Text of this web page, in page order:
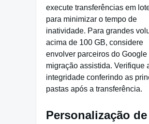
execute transferências em
para minimizar o tempo de
inatividade. Para grandes
acima de 100 GB, considere
envolver parceiros do Google
migração assistida. Verifique
integridade conferindo as
pastas após a transferência.
Personalização de